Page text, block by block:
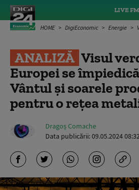
LIVE FM
HOME DigiEconomic Energie
ANALIZĂ Visul
Europei se
Vântul și soarele
pentru o rețea
Dragoș Comache
Data publicării:09.05.2024